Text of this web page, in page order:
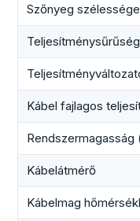
Szőnyeg szélessége
Teljesítménysűrűség
Kábel fajlagos
Rendszermagasság
Kábelátmérő
Kábelmag